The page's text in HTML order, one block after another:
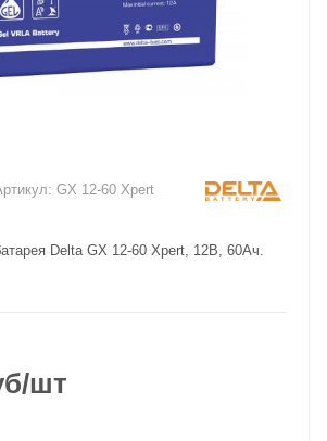
GX 12-60 Xpert
Delta GX 12-60 Xpert, 12В, 60Ач.
/шт